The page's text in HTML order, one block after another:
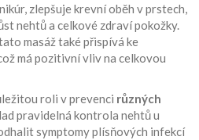
zlepšuje krevní oběh v prstech,
nehtů a celkové zdraví pokožky.
masáž také přispívá ke
má pozitivní vliv na celkovou
roli v prevenci různých
pravidelná kontrola nehtů u
symptomy plísňových infekcí